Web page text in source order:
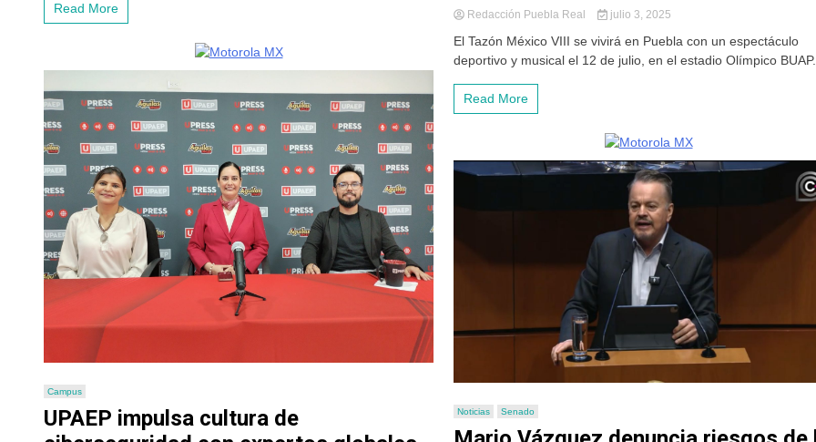
Read More
Campus
UPAEP impulsa cultura de
Redacción Puebla Real julio 3, 2025
El Tazón México VIII se vivirá en Puebla con un espectáculo
deportivo y musical el 12 de julio, en el estadio Olímpico
Read More
Noticias Senado